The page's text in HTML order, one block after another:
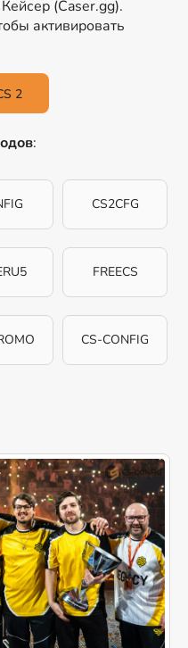
(Caser.gg).
активировать
2
:
CS2CFG
FREECS
CS-CONFIG